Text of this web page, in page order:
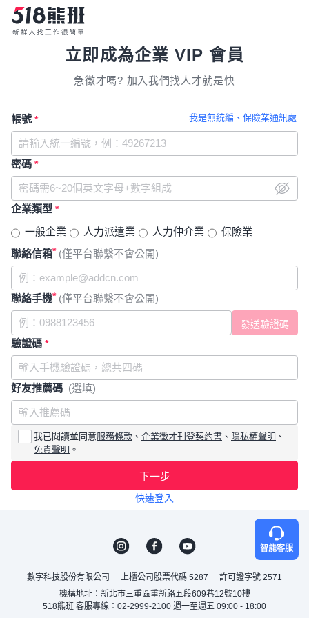
立即成為企業 VIP 會員
急徵才嗎? 加入我們找人才就是快
我是無統編、保險業通訊處
帳號 *
密碼 *
企業類型 *
一般企業 人力派遣業 人力仲介業
保險業
聯絡信箱* (僅平台聯繫不會公開)
聯絡手機* (僅平台聯繫不會公開)
驗證碼 *
好友推薦碼 (選填)
我已閱讀並同意服務條款 、 企業徵才刊登契約書 、 隱私權聲明 、
免責聲明 。
下一步
快速登入
智能客服
數字科技股份有限公司 上櫃公司股票代碼 5287
許可證字號 2571
機構地址：新北市三重區重新路五段609巷12號10樓
518熊班 客服專線：02-2999-2100 週一至週五 09:00 - 18:00